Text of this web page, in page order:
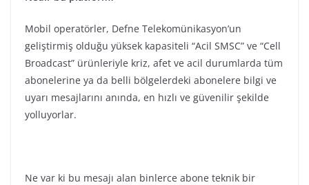
Mobil operatörler, Defne Telekomünikasyon’un
geliştirmiş olduğu yüksek kapasiteli “Acil SMSC” ve “Cell
Broadcast” ürünleriyle kriz, afet ve acil durumlarda tüm
abonelerine ya da belli bölgelerdeki abonelere bilgi ve
uyarı mesajlarını anında, en hızlı ve güvenilir şekilde
yolluyorlar.
Ne var ki bu mesajı alan binlerce abone teknik bir